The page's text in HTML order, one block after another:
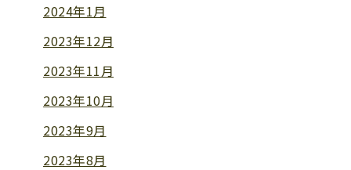
2024年1月
2023年12月
2023年11月
2023年10月
2023年9月
2023年8月